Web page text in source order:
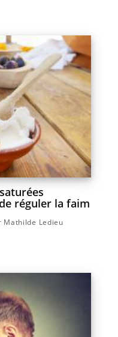
réguler la faim
Mathilde Ledieu